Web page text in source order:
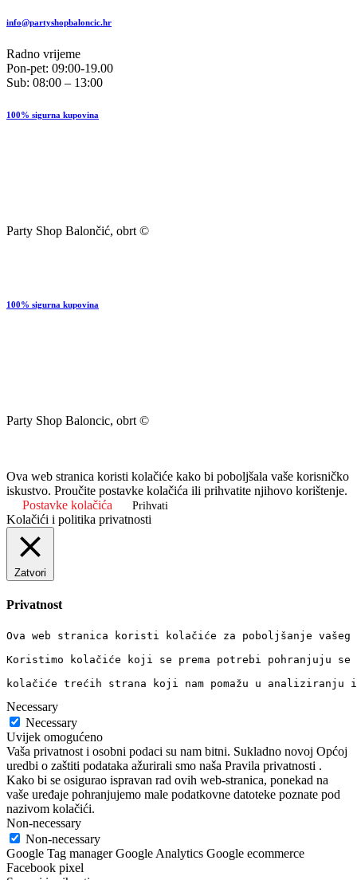
info@partyshopbaloncic.hr
Radno vrijeme
Pon-pet: 09:00-19.00
Sub: 08:00 – 13:00
100% sigurna kupovina
Party Shop Balončić, obrt ©
100% sigurna kupovina
Party Shop Baloncic, obrt ©
Ova web stranica koristi kolačiće kako bi poboljšala vaše korisničko
iskustvo. Proučite postavke kolačića ili prihvatite njihovo korištenje.
Postavke kolačića
Prihvati
Kolačići i politika privatnosti
Zatvori
Privatnost
Ova web stranica koristi kolačiće za poboljšanje
Koristimo kolačiće koji se prema potrebi pohranjuju
kolačiće trećih strana koji nam pomažu u
Necessary
Necessary
Uvijek omogućeno
Vaša privatnost i osobni podaci su nam bitni. Sukladno novoj Općoj
uredbi o zaštiti podataka ažurirali smo naša Pravila privatnosti .
Kako bi se osigurao ispravan rad ovih web-stranica, ponekad na
vaše uređaje pohranjujemo male podatkovne datoteke poznate pod
nazivom kolačići.
Non-necessary
Non-necessary
Google Tag manager Google Analytics Google ecommerce
Facebook pixel